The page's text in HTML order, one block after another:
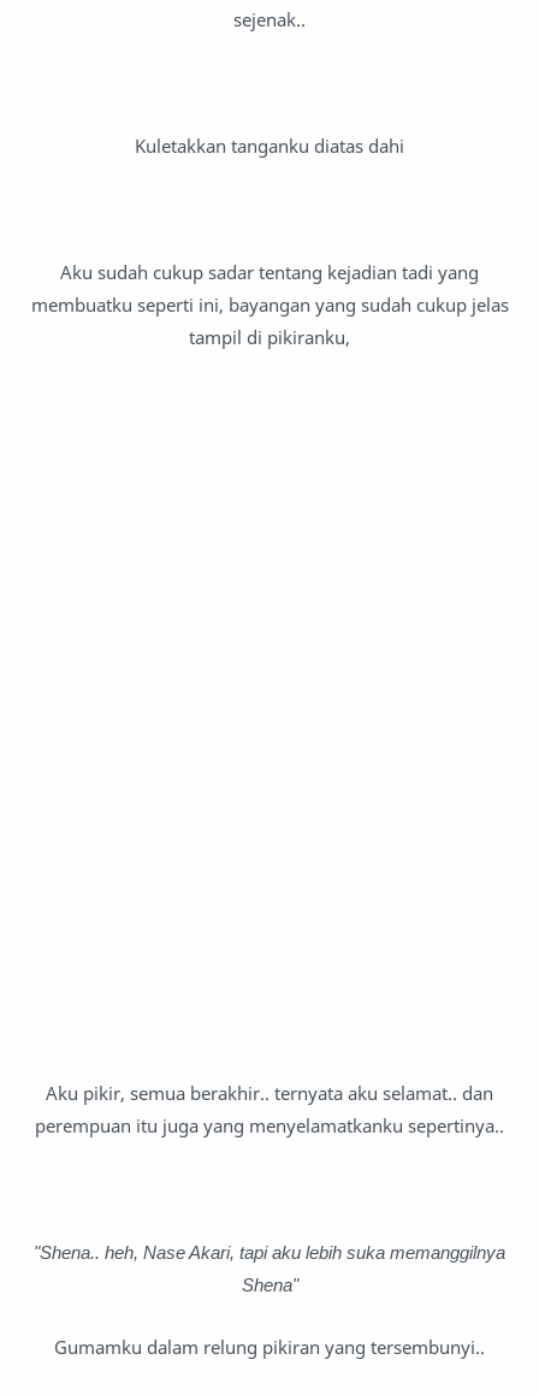
sejenak..
Kuletakkan tanganku diatas dahi
Aku sudah cukup sadar tentang kejadian tadi yang
membuatku seperti ini, bayangan yang sudah cukup jelas
tampil di pikiranku,
Aku pikir, semua berakhir.. ternyata aku selamat.. dan
perempuan itu juga yang menyelamatkanku sepertinya..
"Shena.. heh, Nase Akari, tapi aku lebih suka memanggilnya
Shena"
Gumamku dalam relung pikiran yang tersembunyi..